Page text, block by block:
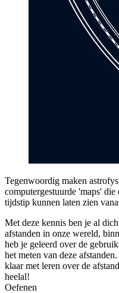
Tegenwoordig maken
computergestuurde 'maps'
tijdstip kunnen laten zien
Met deze kennis ben je al
afstanden in onze wereld,
heb je geleerd over de
het meten van deze
klaar met leren over de
heelal!
Oefenen